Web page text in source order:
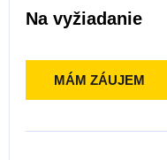
Na vyžiadanie
MÁM ZÁUJEM